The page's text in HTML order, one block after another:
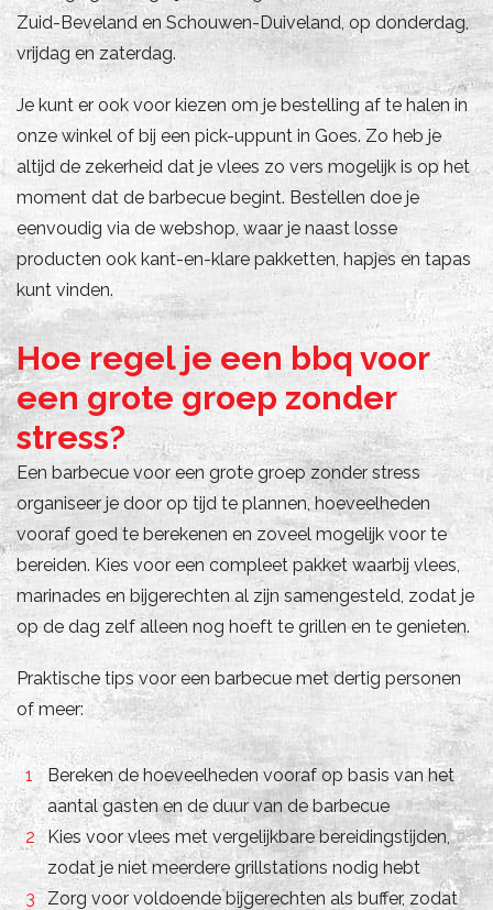
Zuid-Beveland en Schouwen-Duiveland, op donderdag,
vrijdag en zaterdag.
Je kunt er ook voor kiezen om je bestelling af te halen in
onze winkel of bij een pick-uppunt in Goes. Zo heb je
altijd de zekerheid dat je vlees zo vers mogelijk is op het
moment dat de barbecue begint. Bestellen doe je
eenvoudig via de webshop, waar je naast losse
producten ook kant-en-klare pakketten, hapjes en tapas
kunt vinden.
Hoe regel je een bbq voor
een grote groep zonder
stress?
Een barbecue voor een grote groep zonder stress
organiseer je door op tijd te plannen, hoeveelheden
vooraf goed te berekenen en zoveel mogelijk voor te
bereiden. Kies voor een compleet pakket waarbij vlees,
marinades en bijgerechten al zijn samengesteld, zodat je
op de dag zelf alleen nog hoeft te grillen en te genieten.
Praktische tips voor een barbecue met dertig personen
of meer:
Bereken de hoeveelheden vooraf op basis van het
aantal gasten en de duur van de barbecue
Kies voor vlees met vergelijkbare bereidingstijden,
zodat je niet meerdere grillstations nodig hebt
Zorg voor voldoende bijgerechten als buffer, zodat